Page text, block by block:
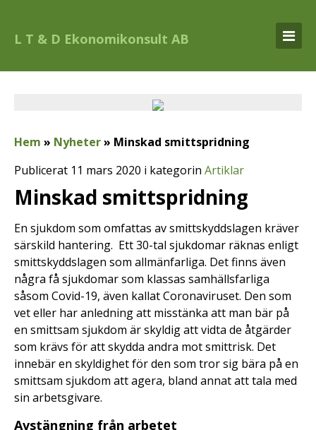
L T & D Ekonomikonsult AB
Hem » Nyheter» Minskad smittspridning
Publicerat 11 mars 2020 i kategorin Artiklar
Minskad smittspridning
En sjukdom som omfattas av smittskyddslagen kräver
särskild hantering. Ett 30-tal sjukdomar räknas enligt
smittskyddslagen som allmänfarliga. Det finns även
några få sjukdomar som klassas samhällsfarliga
såsom Covid-19, även kallat Coronaviruset. Den som
vet eller har anledning att misstänka att man bär på
en smittsam sjukdom är skyldig att vidta de åtgärder
som krävs för att skydda andra mot smittrisk. Det
innebär en skyldighet för den som tror sig bära på en
smittsam sjukdom att agera, bland annat att tala med
sin arbetsgivare.
Avstängning från arbetet